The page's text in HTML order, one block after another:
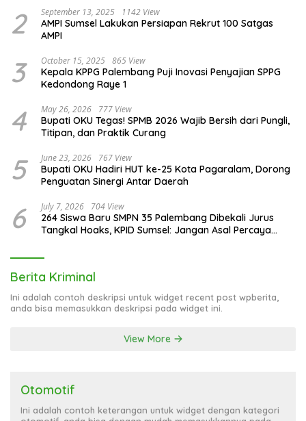
2 September 13, 2025 1142 View
AMPI Sumsel Lakukan Persiapan Rekrut 100 Satgas
AMPI
3 October 15, 2025 865 View
Kepala KPPG Palembang Puji Inovasi Penyajian SPPG
Kedondong Raye 1
4 May 26, 2026 777 View
Bupati OKU Tegas! SPMB 2026 Wajib Bersih dari Pungli,
Titipan, dan Praktik Curang
5 June 23, 2026 767 View
Bupati OKU Hadiri HUT ke-25 Kota Pagaralam, Dorong
Penguatan Sinergi Antar Daerah
6 July 7, 2026 704 View
264 Siswa Baru SMPN 35 Palembang Dibekali Jurus
Tangkal Hoaks, KPID Sumsel: Jangan Asal Percaya
Berita Kriminal
Ini adalah contoh deskripsi untuk widget recent post wpberita,
anda bisa memasukkan deskripsi pada widget ini.
View More
Otomotif
Ini adalah contoh keterangan untuk widget dengan kategori